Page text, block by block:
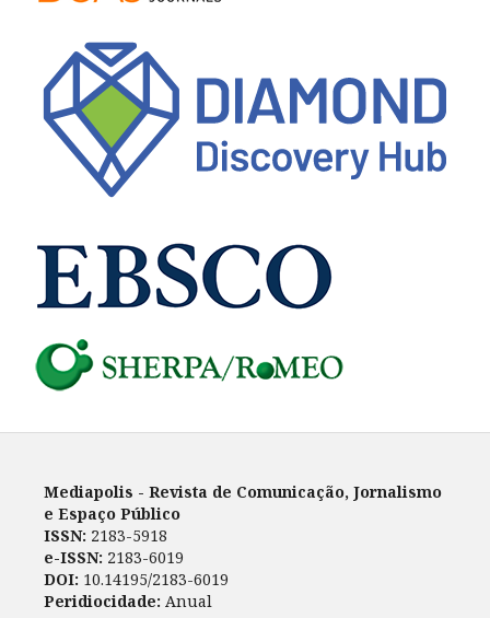
Mediapolis - Revista de Comunicação, Jornalismo
e Espaço Público
ISSN: 2183-5918
e-ISSN: 2183-6019
DOI: 10.14195/2183-6019
Peridiocidade: Anual